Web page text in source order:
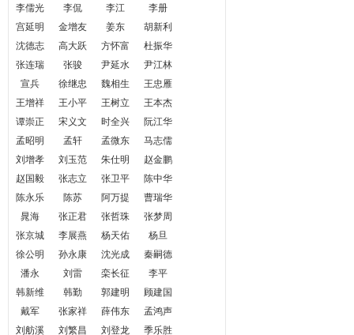
李儒光
李侃 李江
李册
宫延明
金增友 姜东
胡新利
沈德志
高大跃 方怀富
杜振华
张连瑞
张骏 尹延水
尹江林
宣兵
徐继忠 魏相生
王忠雁
王增祥
王小平 王树立
王本杰
谭崇正
宋义文 时全兴
阮江华
孟昭明
孟轩 孟微东
马志儒
刘增孝
刘玉范 朱仕明
赵金鹏
赵国毅
张志立 张卫平
陈中华
陈永乐
陈苏 阿万提
曹瑞华
晁海
张正君 张哲珠
张梦周
张京城
李展燕 杨天佑
杨旦
徐公明
孙永康 沈光成
秦嗣德
潘永
刘雷 栾长征
李平
韩新维
韩勤 郭建明
顾建国
戴军
张家祥 薛伟东
孟鸿声
刘舫溪
刘繁昌 刘登龙
季乐胜